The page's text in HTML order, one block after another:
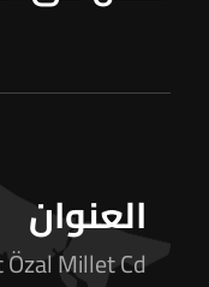
العنوان
Millet Cd